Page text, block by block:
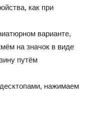
как при
варианте,
на значок в виде
путём
нажимаем